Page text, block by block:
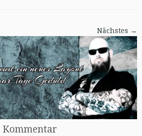
Nächstes →
Kommentar